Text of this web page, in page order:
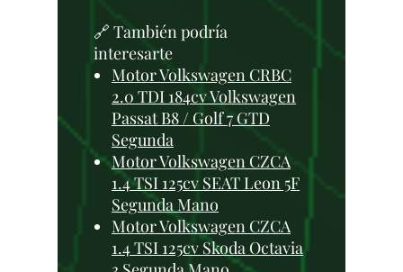
🔗 También podría
interesarte
Motor Volkswagen CRBC
2.0 TDI 184cv Volkswagen
Passat B8 / Golf 7 GTD
Segunda
Motor Volkswagen CZCA
1.4 TSI 125cv SEAT Leon 5F
Segunda Mano
Motor Volkswagen CZCA
1.4 TSI 125cv Skoda Octavia